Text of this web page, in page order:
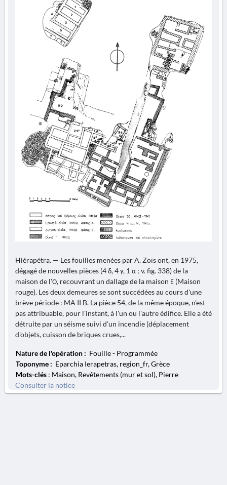
Hiérapétra. — Les fouilles menées par A. Zoïs ont, en 1975,
dégagé de nouvelles pièces (4 δ, 4 γ, 1 α ; v. fig. 338) de la
maison de l'Ο, recouvrant un dallage de la maison Ε (Maison
rouge). Les deux demeures se sont succédées au cours d'une
brève période : MA II B. La pièce 54, de la même époque, n'est
pas attribuable, pour l'instant, à l'un ou l'autre édifice. Elle a été
détruite par un séisme suivi d'un incendie (déplacement
d'objets, cuisson de briques crues,...
Nature de l'opération : Fouille - Programmée
Toponyme : Eparchia Ierapetras, region_fr, Grèce
Mots-clés : Maison, Revêtements (mur et sol), Pierre
Consulter la notice